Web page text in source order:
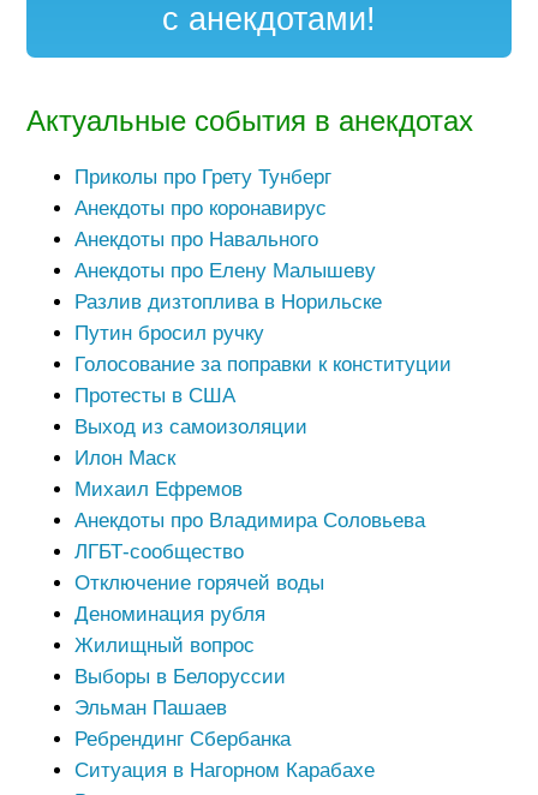
с анекдотами!
Актуальные события в анекдотах
Приколы про Грету Тунберг
Анекдоты про коронавирус
Анекдоты про Навального
Анекдоты про Елену Малышеву
Разлив дизтоплива в Норильске
Путин бросил ручку
Голосование за поправки к конституции
Протесты в США
Выход из самоизоляции
Илон Маск
Михаил Ефремов
Анекдоты про Владимира Соловьева
ЛГБТ-сообщество
Отключение горячей воды
Деноминация рубля
Жилищный вопрос
Выборы в Белоруссии
Эльман Пашаев
Ребрендинг Сбербанка
Ситуация в Нагорном Карабахе